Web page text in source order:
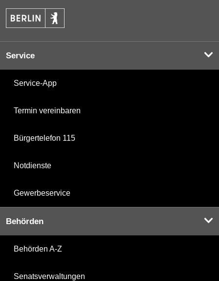
Service
Service-App
Termin vereinbaren
Bürgertelefon 115
Notdienste
Gewerbeservice
Behörden
Behörden A-Z
Senatsverwaltungen